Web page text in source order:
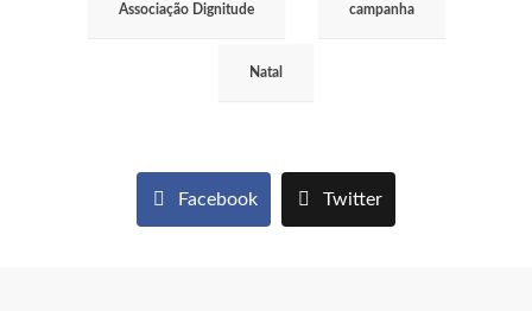
Associação Dignitude campanha
Natal
Facebook Twitter